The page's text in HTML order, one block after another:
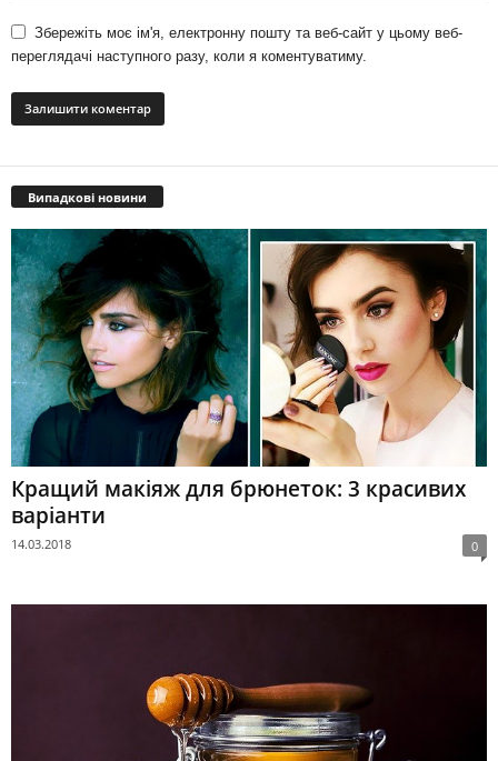
Збережіть моє ім'я, електронну пошту та веб-сайт у цьому веб-
переглядачі наступного разу, коли я коментуватиму.
Випадкові новини
Кращий макіяж для брюнеток: 3 красивих
варіанти
14.03.2018 0